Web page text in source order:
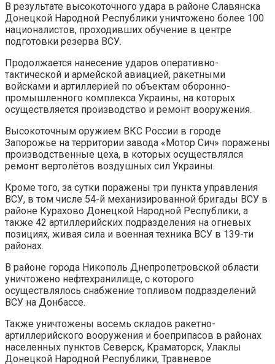
В результате высокоточного удара в районе Славянска
Донецкой Народной Республики уничтожено более 100
националистов, проходивших обучение в центре
подготовки резерва ВСУ.
Продолжается нанесение ударов оперативно-
тактической и армейской авиацией, ракетными
войсками и артиллерией по объектам оборонно-
промышленного комплекса Украины, на которых
осуществляется производство и ремонт вооружения.
Высокоточным оружием ВКС России в городе
Запорожье на территории завода «Мотор Сич» поражены
производственные цеха, в которых осуществлялся
ремонт вертолётов воздушных сил Украины.
Кроме того, за сутки поражены три пункта управления
ВСУ, в том числе 54-й механизированной бригады ВСУ в
районе Курахово Донецкой Народной Республики, а
также 42 артиллерийских подразделения на огневых
позициях, живая сила и военная техника ВСУ в 139-ти
районах.
В районе города Никополь Днепропетровской области
уничтожено нефтехранилище, с которого
осуществлялось снабжение топливом подразделений
ВСУ на Донбассе.
Также уничтожены восемь складов ракетно-
артиллерийского вооружения и боеприпасов в районах
населенных пунктов Северск, Краматорск, Улаклы
Донецкой Народной Республики, Травневое